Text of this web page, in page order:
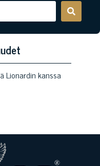
Lionardin kanssa